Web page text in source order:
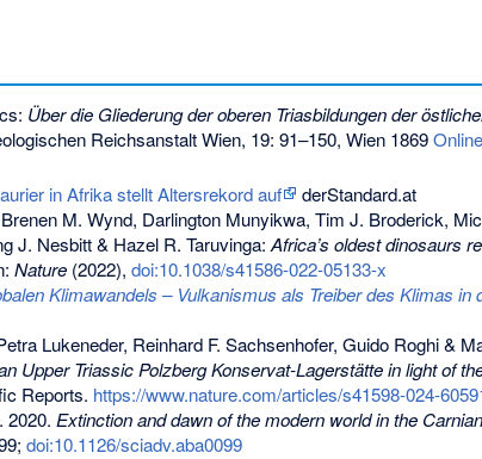
Über die Gliederung der oberen Triasbildungen der
Reichsanstalt Wien, 19: 91–150, Wien 1869
in Afrika stellt Altersrekord auf
derStandard.at
M. Wynd, Darlington Munyikwa, Tim J. Broderick,
J. Nesbitt & Hazel R. Taruvinga:Africa’s oldest dinosaurs
Nature (2022),doi:10.1038/s41586-022-05133-x
Klimawandels – Vulkanismus als Treiber des Klimas in
Lukeneder, Reinhard F. Sachsenhofer, Guido Roghi &
Upper Triassic Polzberg Konservat-Lagerstätte in light of
Reports. https://www.nature.com/articles/s41598-024-
2020. Extinction and dawn of the modern world in the
doi:10.1126/sciadv.aba0099